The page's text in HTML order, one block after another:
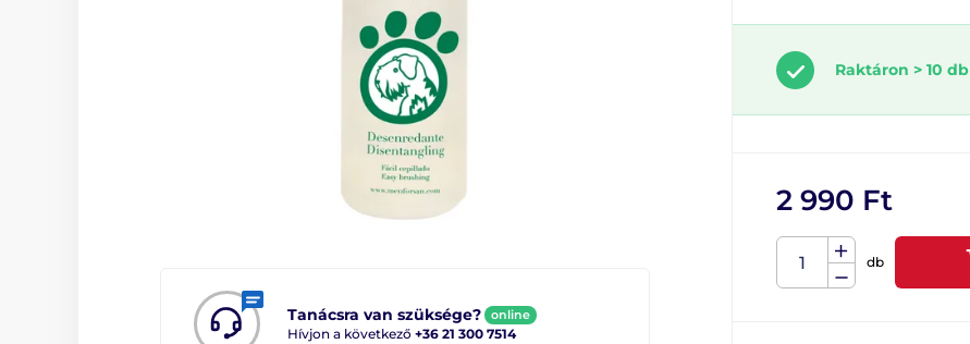
Tanácsra van szüksége? online
Hívjon a következő +36 21 300 7514
Raktáron > 10 db
2 990 Ft
db